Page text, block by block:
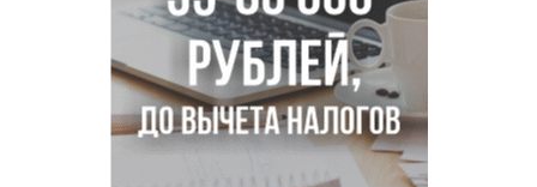
Новосибирский метрополитен начал ремонт входа на
«Площади Ленина»